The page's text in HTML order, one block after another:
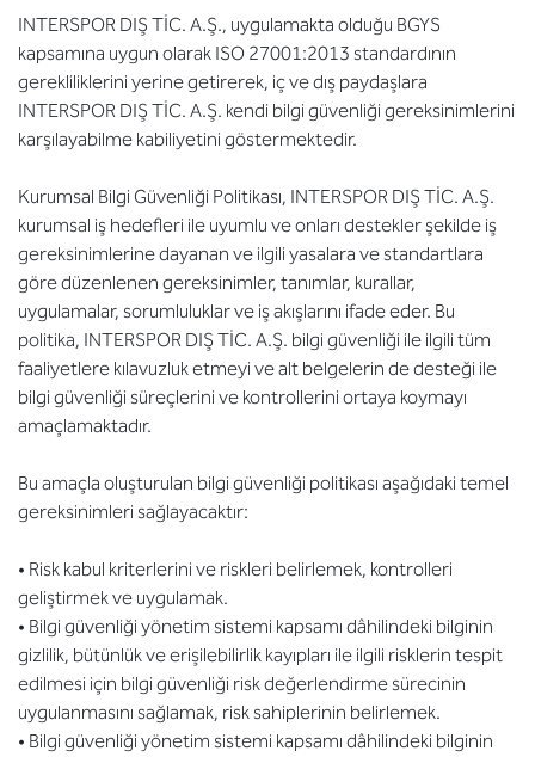
INTERSPOR DIŞ TİC. A.Ş., uygulamakta olduğu BGYS
kapsamına uygun olarak ISO 27001:2013 standardının
gerekliliklerini yerine getirerek, iç ve dış paydaşlara
INTERSPOR DIŞ TİC. A.Ş. kendi bilgi güvenliği gereksinimlerini
karşılayabilme kabiliyetini göstermektedir.
Kurumsal Bilgi Güvenliği Politikası, INTERSPOR DIŞ TİC. A.Ş.
kurumsal iş hedefleri ile uyumlu ve onları destekler şekilde iş
gereksinimlerine dayanan ve ilgili yasalara ve standartlara
göre düzenlenen gereksinimler, tanımlar, kurallar,
uygulamalar, sorumluluklar ve iş akışlarını ifade eder. Bu
politika, INTERSPOR DIŞ TİC. A.Ş. bilgi güvenliği ile ilgili tüm
faaliyetlere kılavuzluk etmeyi ve alt belgelerin de desteği ile
bilgi güvenliği süreçlerini ve kontrollerini ortaya koymayı
amaçlamaktadır.
Bu amaçla oluşturulan bilgi güvenliği politikası aşağıdaki temel
gereksinimleri sağlayacaktır:
• Risk kabul kriterlerini ve riskleri belirlemek, kontrolleri
geliştirmek ve uygulamak.
• Bilgi güvenliği yönetim sistemi kapsamı dâhilindeki bilginin
gizlilik, bütünlük ve erişilebilirlik kayıpları ile ilgili risklerin tespit
edilmesi için bilgi güvenliği risk değerlendirme sürecinin
uygulanmasını sağlamak, risk sahiplerinin belirlemek.
• Bilgi güvenliği yönetim sistemi kapsamı dâhilindeki bilginin